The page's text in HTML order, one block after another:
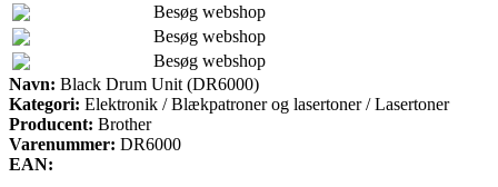
Besøg webshop
Besøg webshop
Besøg webshop
Navn: Black Drum Unit (DR6000)
Kategori: Elektronik / Blækpatroner og lasertoner / Lasertoner
Producent: Brother
Varenummer: DR6000
EAN: